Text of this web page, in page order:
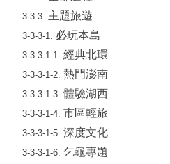
3-3-3. 主題旅遊
3-3-3-1. 必玩本島
3-3-3-1-1. 經典北環
3-3-3-1-2. 熱門澎南
3-3-3-1-3. 體驗湖西
3-3-3-1-4. 市區輕旅
3-3-3-1-5. 深度文化
3-3-3-1-6. 乞龜專題